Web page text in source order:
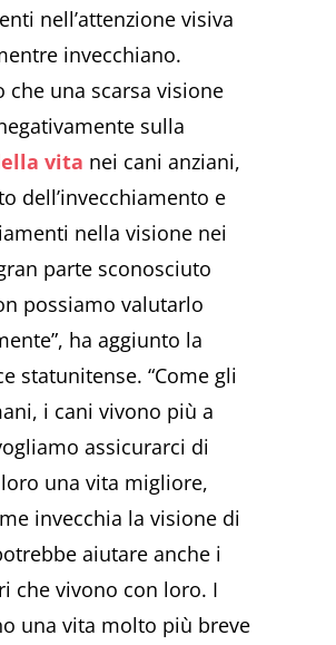
nell’attenzione visiva
invecchiano.
che una scarsa visione
sulla
vita nei cani anziani,
dell’invecchiamento e
nella visione nei
parte sconosciuto
possiamo valutarlo
ha aggiunto la
statunitense. “Come gli
i cani vivono più a
assicurarci di
una vita migliore,
invecchia la visione di
aiutare anche i
che vivono con loro. I
una vita molto più breve